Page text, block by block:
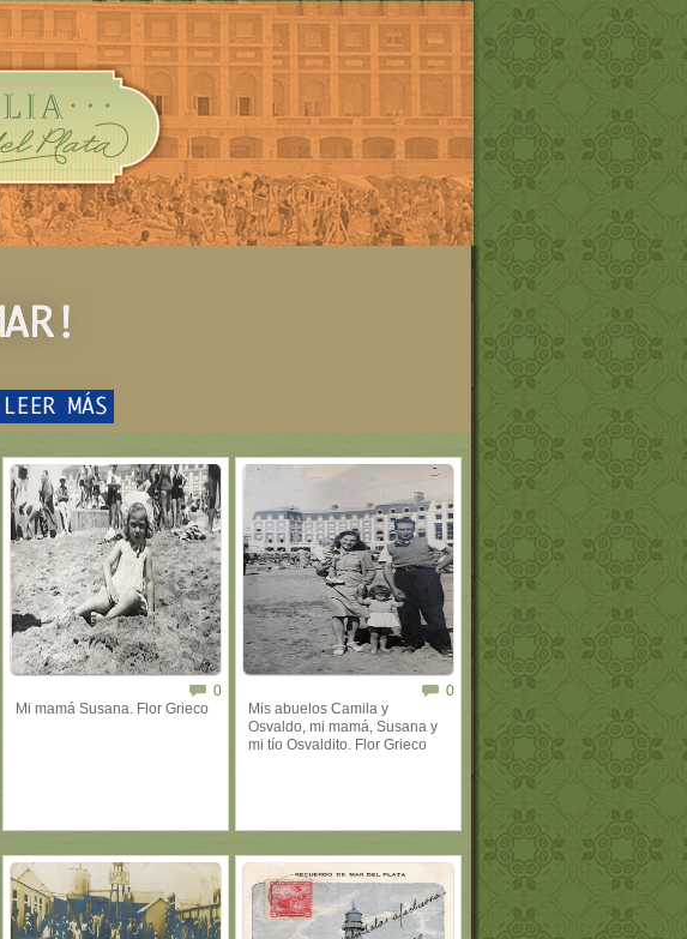
0
Mi mamá Susana. Flor Grieco
0
Mis abuelos Camila y
Osvaldo, mi mamá, Susana y
mi tío Osvaldito. Flor Grieco